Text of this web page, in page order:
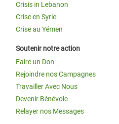
Crisis in Lebanon
Crise en Syrie
Crise au Yémen
Soutenir notre action
Faire un Don
Rejoindre nos Campagnes
Travailler Avec Nous
Devenir Bénévole
Relayer nos Messages